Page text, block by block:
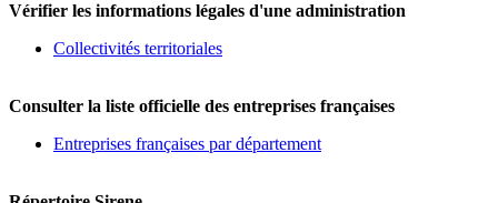
Vérifier les informations légales d'une administration
Collectivités territoriales
Consulter la liste officielle des entreprises françaises
Entreprises françaises par département